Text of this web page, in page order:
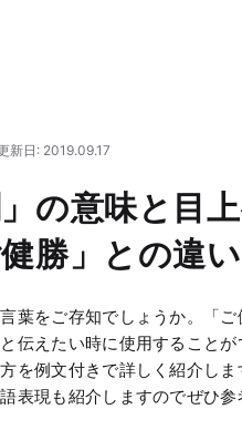
新日: 2019.09.17
」の意味と目
勝」との違い
言葉をご存知でしょうか。「
伝えたい時に使用すること
を例文付きで詳しく紹介し
表現も紹介しますのでぜひ参